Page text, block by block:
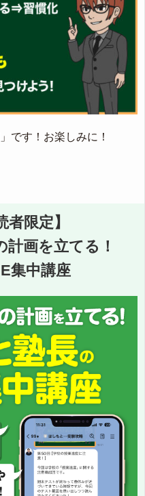
です！お楽しみに！
者限定】
計画を立てる！
集中講座